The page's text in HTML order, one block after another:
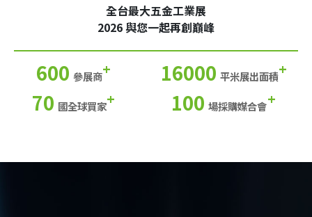
全台最大五金工業展
2026 與您一起再創巔峰
600 參展商+ 16000 平米展出面積+
70 國全球買家+ 100 場採購媒合會+